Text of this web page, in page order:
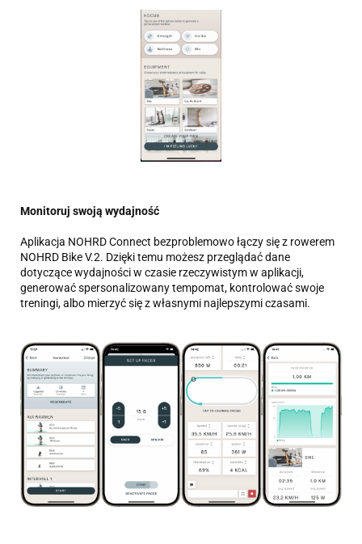
Monitoruj swoją wydajność
Aplikacja NOHRD Connect bezproblemowo łączy się z rowerem
NOHRD Bike V.2. Dzięki temu możesz przeglądać dane
dotyczące wydajności w czasie rzeczywistym w aplikacji,
generować spersonalizowany tempomat, kontrolować swoje
treningi, albo mierzyć się z własnymi najlepszymi czasami.